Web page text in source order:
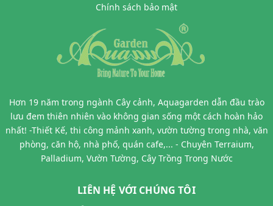
Chính sách bảo mật
Hơn 19 năm trong ngành Cây cảnh, Aquagarden dẫn đầu trào
lưu đem thiên nhiên vào không gian sống một cách hoàn hảo
nhất! -Thiết Kế, thi công mảnh xanh, vườn tường trong nhà, văn
phòng, căn hộ, nhà phố, quán cafe,... - Chuyên Terraium,
Palladium, Vườn Tường, Cây Trồng Trong Nước
LIÊN HỆ VỚI CHÚNG TÔI